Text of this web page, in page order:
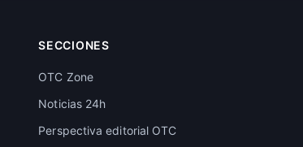
SECCIONES
OTC Zone
Noticias 24h
Perspectiva editorial OTC